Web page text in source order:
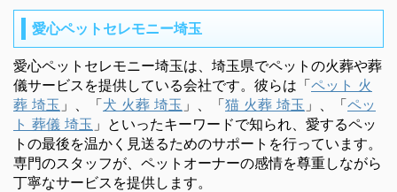
愛心ペットセレモニー埼玉
愛心ペットセレモニー埼玉は、埼玉県でペットの火葬や葬
儀サービスを提供している会社です。彼らは「ペット 火
葬 埼玉 」、「犬 火葬 埼玉 」、「猫 火葬 埼玉 」、「ペッ
ト 葬儀 埼玉 」といったキーワードで知られ、愛するペッ
トの最後を温かく見送るためのサポートを行っています。
専門のスタッフが、ペットオーナーの感情を尊重しながら
丁寧なサービスを提供します。